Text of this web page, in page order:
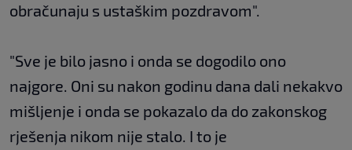
obračunaju s ustaškim pozdravom".
"Sve je bilo jasno i onda se dogodilo ono
najgore. Oni su nakon godinu dana dali nekakvo
mišljenje i onda se pokazalo da do zakonskog
rješenja nikom nije stalo. I to je